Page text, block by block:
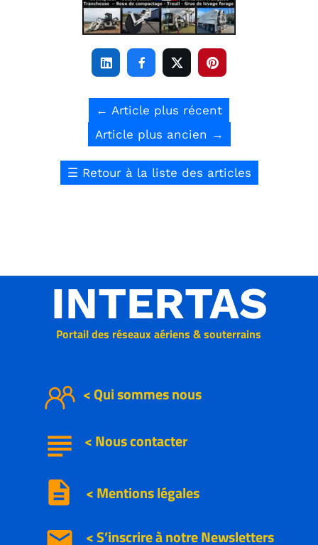
description
subject
INTERTAS
<Nouscontacter
< Qui sommes nous
< S’inscrire à notreNewsletters
< Mentions légales
Portail des réseaux aériens & souterrains
   
← Article plus récent
Article plus ancien →
☰ Retour à la liste des articles